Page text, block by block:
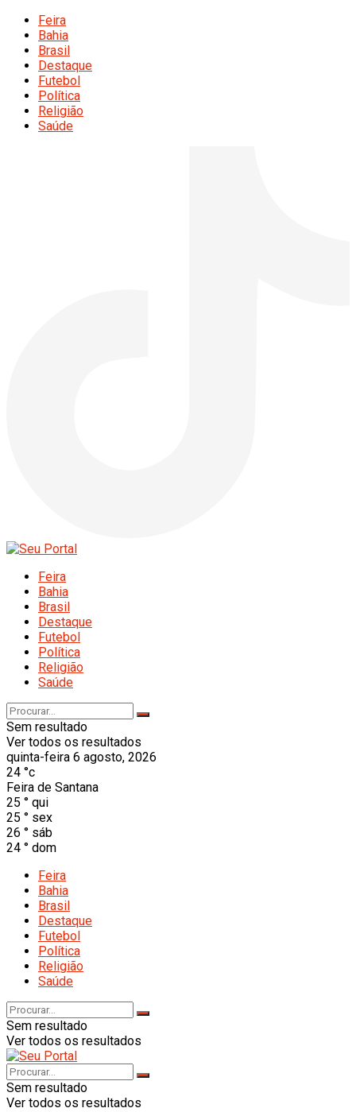
Feira
Bahia
Brasil
Destaque
Futebol
Política
Religião
Saúde
Feira
Bahia
Brasil
Destaque
Futebol
Política
Religião
Saúde
Sem resultado
Ver todos os resultados
quinta-feira 6 agosto, 2026
24 °c
Feira de Santana
25 ° qui
25 ° sex
26 ° sáb
24 ° dom
Feira
Bahia
Brasil
Destaque
Futebol
Política
Religião
Saúde
Sem resultado
Ver todos os resultados
Sem resultado
Ver todos os resultados